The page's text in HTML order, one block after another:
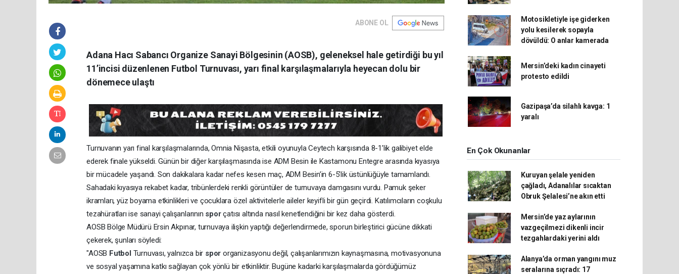
ABONE OL
Adana Hacı Sabancı Organize Sanayi Bölgesinin (AOSB), geleneksel hale getirdiği bu yıl
11’incisi düzenlenen Futbol Turnuvası, yarı final karşılaşmalarıyla heyecan dolu bir
dönemece ulaştı
Turnuvanın yarı final karşılaşmalarında, Omnia Nişasta, etkili oyunuyla Ceytech karşısında 8-1’lik galibiyet elde
ederek finale yükseldi. Günün bir diğer karşılaşmasında ise ADM Besin ile Kastamonu Entegre arasında kıyasıya
bir mücadele yaşandı. Son dakikalara kadar nefes kesen maç, ADM Besin’in 6-5’lik üstünlüğüyle tamamlandı.
Sahadaki kıyasıya rekabet kadar, tribünlerdeki renkli görüntüler de turnuvaya damgasını vurdu. Pamuk şeker
ikramları, yüz boyama etkinlikleri ve çocuklara özel aktivitelerle aileler keyifli bir gün geçirdi. Katılımcıların coşkulu
tezahüratları ise sanayi çalışanlarının sporçatısı altında nasıl kenetlendiğini bir kez daha gösterdi.
AOSB Bölge Müdürü Ersin Akpınar, turnuvaya ilişkin yaptığı değerlendirmede, sporun birleştirici gücüne dikkati
çekerek, şunları söyledi:
"AOSB Futbol Turnuvası, yalnızca bir spororganizasyonu değil, çalışanlarımızın kaynaşmasına, motivasyonuna
ve sosyal yaşamına katkı sağlayan çok yönlü bir etkinliktir. Bugüne kadarki karşılaşmalarda gördüğümüz
Motosikletiyle işe giderken
yolu kesilerek sopayla
dövüldü: O anlar kamerada
Mersin’deki kadın cinayeti
protesto edildi
Gazipaşa’da silahlı kavga: 1
yaralı
En Çok Okunanlar
Kuruyan şelale yeniden
çağladı, Adanalılar sıcaktan
Obruk Şelalesi’ne akın etti
Mersin’de yaz aylarının
vazgeçilmezi dikenli incir
tezgahlardaki yerini aldı
Alanya’da orman yangını muz
seralarına sıçradı: 17